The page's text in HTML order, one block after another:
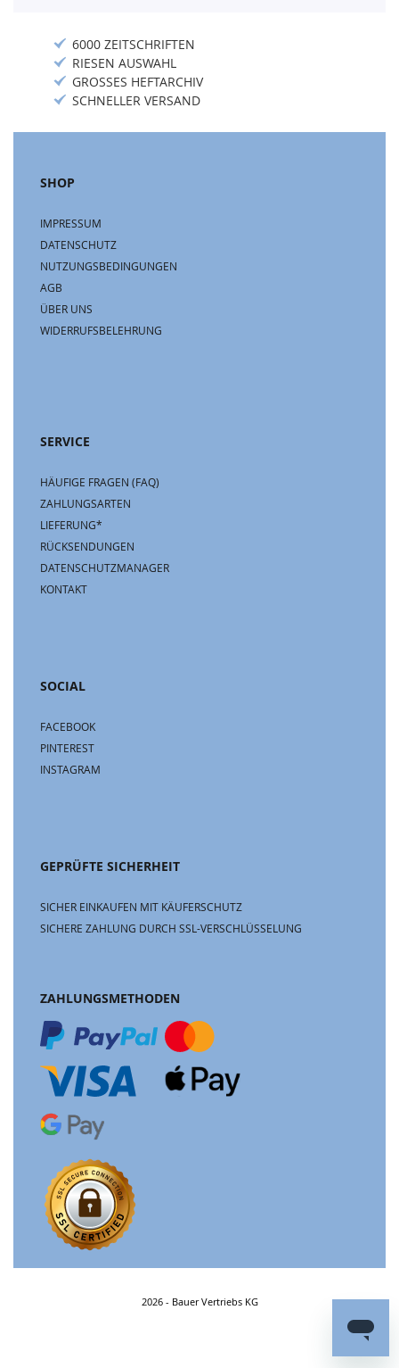
6000 ZEITSCHRIFTEN
RIESEN AUSWAHL
GROSSES HEFTARCHIV
SCHNELLER VERSAND
SHOP
IMPRESSUM
DATENSCHUTZ
NUTZUNGSBEDINGUNGEN
AGB
ÜBER UNS
WIDERRUFSBELEHRUNG
SERVICE
HÄUFIGE FRAGEN (FAQ)
ZAHLUNGSARTEN
LIEFERUNG*
RÜCKSENDUNGEN
DATENSCHUTZMANAGER
KONTAKT
SOCIAL
FACEBOOK
PINTEREST
INSTAGRAM
GEPRÜFTE SICHERHEIT
SICHER EINKAUFEN MIT KÄUFERSCHUTZ
SICHERE ZAHLUNG DURCH SSL-VERSCHLÜSSELUNG
ZAHLUNGSMETHODEN
2026 - Bauer Vertriebs KG